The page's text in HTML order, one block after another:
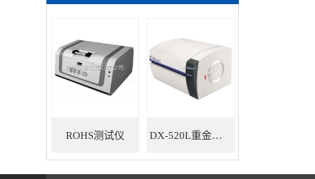
ROHS测试仪 DX-520L重金属ROHS检测仪